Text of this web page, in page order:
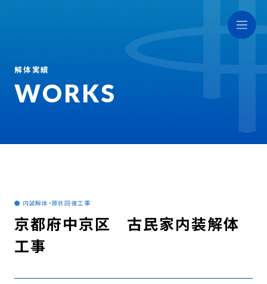
WORKS
解体実績
● 内装解体・原状回復工事
京都府中京区 古民家内装解体
工事